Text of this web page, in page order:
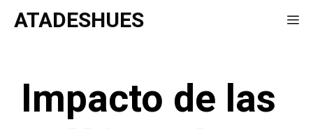
Saltar
ATADESHUES
Impacto de las